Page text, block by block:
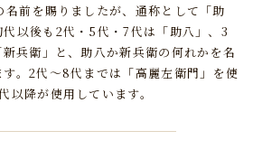
前を賜りましたが、 通称として「助
代以後も2代・5代・7代は「助八」、3
兵衛」と、助八か新兵衛の何れかを名
。 2代～8代までは「高麗左衛門」を使
以降が使用しています。